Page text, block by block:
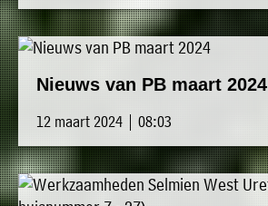
Nieuws van PB maart 2024
12 maart 2024 | 08:03